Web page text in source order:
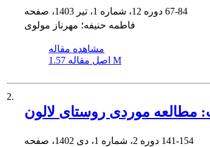
67-84
فاطمه حنیفه؛ مهرناز مولوی
مشاهده مقاله
اصل مقاله 1.57 M
2.
موردی روستای لالون
141-154